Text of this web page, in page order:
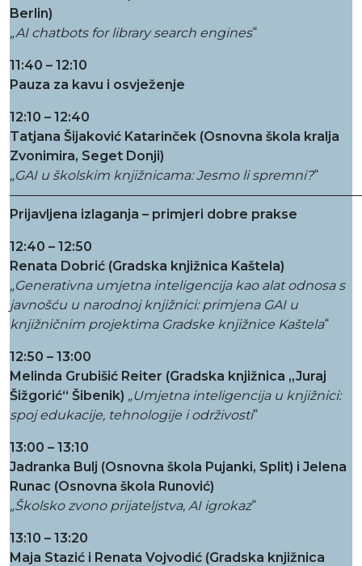
Berlin)
„AI chatbots for library search engines“
11:40 – 12:10
Pauza za kavu i osvježenje
12:10 – 12:40
Tatjana Šijaković Katarinček (Osnovna škola kralja
Zvonimira, Seget Donji)
„GAI u školskim knjižnicama: Jesmo li spremni?“
Prijavljena izlaganja – primjeri dobre prakse
12:40 – 12:50
Renata Dobrić (Gradska knjižnica Kaštela)
„Generativna umjetna inteligencija kao alat odnosa s
javnošću u narodnoj knjižnici: primjena GAI u
knjižničnim projektima Gradske knjižnice Kaštela“
12:50 – 13:00
Melinda Grubišić Reiter (Gradska knjižnica „Juraj
Šižgorić“ Šibenik) „Umjetna inteligencija u knjižnici:
spoj edukacije, tehnologije i održivosti“
13:00 – 13:10
Jadranka Bulj (Osnovna škola Pujanki, Split) i Jelena
Runac (Osnovna škola Runović)
„Školsko zvono prijateljstva, AI igrokaz“
13:10 – 13:20
Maja Stazić i Renata Vojvodić (Gradska knjižnica